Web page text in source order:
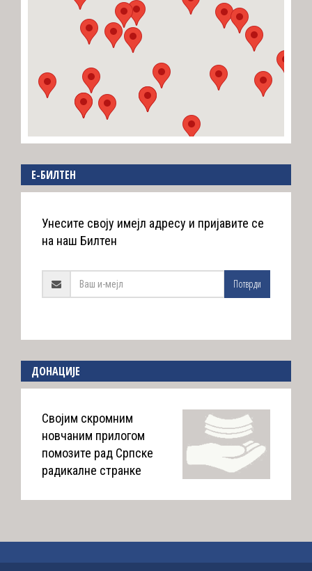
E-БИЛТЕН
Унесите своју имејл адресу и пријавите се
на наш Билтен
Потврди
ДОНАЦИЈЕ
Својим скромним
новчаним прилогом
помозите рад Српске
радикалне странке